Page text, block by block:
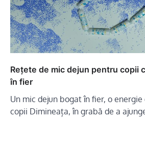
Rețete de mic dejun pentru copii
în fier
Un mic dejun bogat în fier, o
copii Dimineața, în grabă de a